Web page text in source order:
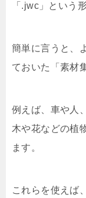
「.jwc」という
簡単に言うと、
ておいた「素材
例えば、車や人
木や花などの植
ます。
これらを使えば